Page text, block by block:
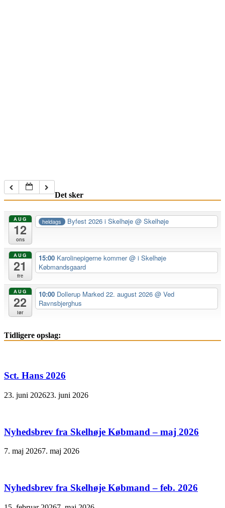
Det sker
AUG
12
ons
heldags Byfest 2026 i Skelhøje@ Skelhøje
AUG
21
fre
15:00 Karolinepigerne kommer@ i Skelhøje
Købmandsgaard
AUG
22
lør
10:00 Dollerup Marked 22. august 2026 @ Ved
Ravnsbjerghus
Tidligere opslag:
Sct. Hans 2026
23. juni 202623. juni 2026
Nyhedsbrev fra Skelhøje Købmand – maj 2026
7. maj 20267. maj 2026
Nyhedsbrev fra Skelhøje Købmand – feb. 2026